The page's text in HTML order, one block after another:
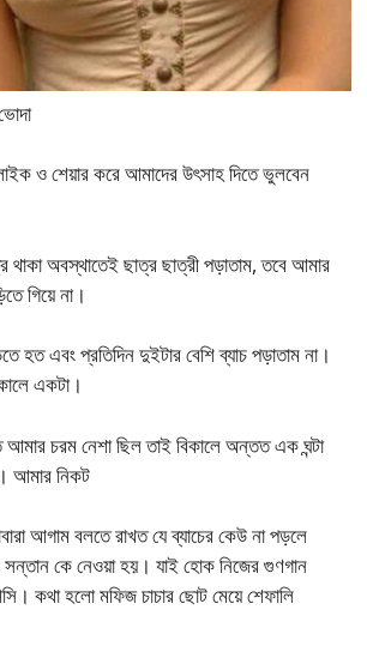
ও শেয়ার করে আমাদের উৎসাহ দিতে ভুলবেন
থাকা অবস্থাতেই ছাত্র ছাত্রী পড়াতাম, তবে আমার
গিয়ে না।
হত এবং প্রতিদিন দুইটার বেশি ব্যাচ পড়াতাম না।
একটা।
আমার চরম নেশা ছিল তাই বিকালে অন্তত এক ঘন্টা
আমার নিকট
আগাম বলতে রাখত যে ব্যাচের কেউ না পড়লে
সন্তান কে নেওয়া হয়। যাই হোক নিজের গুণগান
কথা হলো মফিজ চাচার ছোট মেয়ে শেফালি